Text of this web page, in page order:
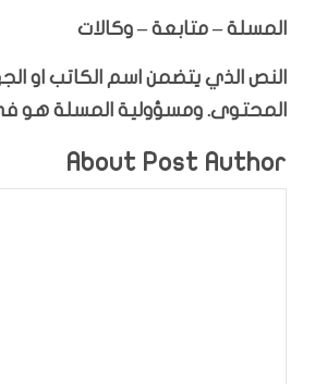
المسلة – متابعة – وكالات
النص الذي يتضمن اسم الكاتب او
المحتوى. ومسؤولية المسلة هو في
About Post Author